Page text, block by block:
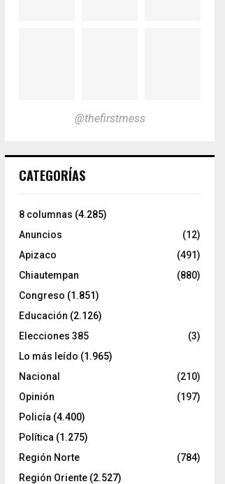
@thefirstmess
CATEGORÍAS
8 columnas (4.285)
Anuncios
(12)
Apizaco
(491)
Chiautempan
(880)
Congreso (1.851)
Educación (2.126)
Elecciones 385
(3)
Lo más leído (1.965)
Nacional
(210)
Opinión
(197)
Policía (4.400)
Política (1.275)
Región Norte
(784)
Región Oriente (2.527)